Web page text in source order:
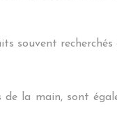
souvent
la main, sont